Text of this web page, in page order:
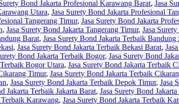
Bond Jakarta Profesional Karawang Barat, Jasa
Utara, Jasa Surety Bond Jakarta Profesional
Tangerang Timur, Jasa Surety Bond Jakarta
, Jasa Surety Bond Jakarta Tangerang Timur, Jasa
Barat, Jasa Surety Bond Jakarta Terbaik Bandung
, Jasa Surety Bond Jakarta Terbaik Bekasi Barat,
Bond Jakarta Terbaik Bogor, Jasa Surety Bond
Bogor Utara, Jasa Surety Bond Jakarta Terbaik
Timur, Jasa Surety Bond Jakarta Terbaik
, Jasa Surety Bond Jakarta Terbaik Depok Timur, Jasa
Jakarta Terbaik Jakarta Barat, Jasa Surety Bond
Terbaik Karawang, Jasa Surety Bond Jakarta Terbaik